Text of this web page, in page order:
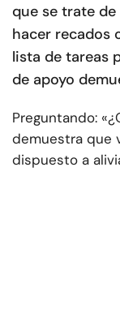
que se trate
hacer recados
lista de tareas
de apoyo
Preguntando:
demuestra que
dispuesto a